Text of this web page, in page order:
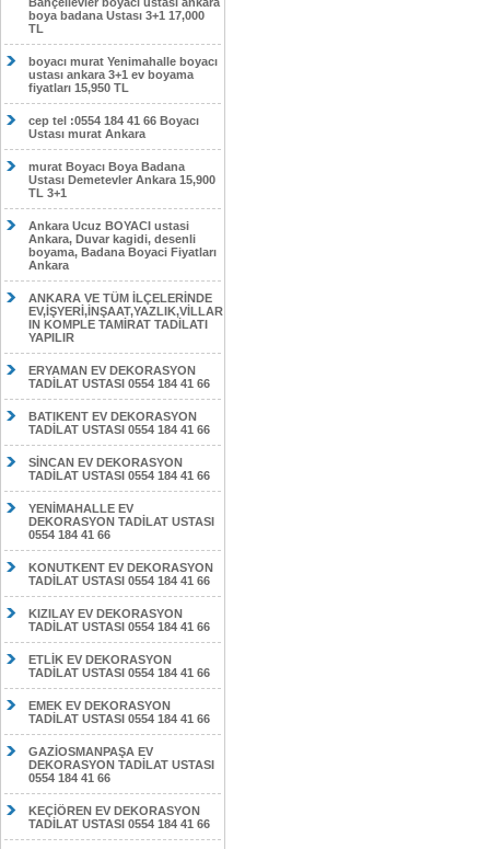
boya badana Ustası 3+1 17,000
TL
boyacı murat Yenimahalle boyacı
ustası ankara 3+1 ev boyama
fiyatları 15,950 TL
cep tel :0554 184 41 66 Boyacı
Ustası murat Ankara
murat Boyacı Boya Badana
Ustası Demetevler Ankara 15,900
TL 3+1
Ankara Ucuz BOYACI ustasi
Ankara, Duvar kagidi, desenli
boyama, Badana Boyaci Fiyatları
Ankara
ANKARA VE TÜM İLÇELERİNDE
EV,İŞYERİ,İNŞAAT,YAZLIK,VİLLAR
IN KOMPLE TAMİRAT TADİLATI
YAPILIR
ERYAMAN EV DEKORASYON
TADİLAT USTASI 0554 184 41 66
BATIKENT EV DEKORASYON
TADİLAT USTASI 0554 184 41 66
SİNCAN EV DEKORASYON
TADİLAT USTASI 0554 184 41 66
YENİMAHALLE EV
DEKORASYON TADİLAT USTASI
0554 184 41 66
KONUTKENT EV DEKORASYON
TADİLAT USTASI 0554 184 41 66
KIZILAY EV DEKORASYON
TADİLAT USTASI 0554 184 41 66
ETLİK EV DEKORASYON
TADİLAT USTASI 0554 184 41 66
EMEK EV DEKORASYON
TADİLAT USTASI 0554 184 41 66
GAZİOSMANPAŞA EV
DEKORASYON TADİLAT USTASI
0554 184 41 66
KEÇİÖREN EV DEKORASYON
TADİLAT USTASI 0554 184 41 66